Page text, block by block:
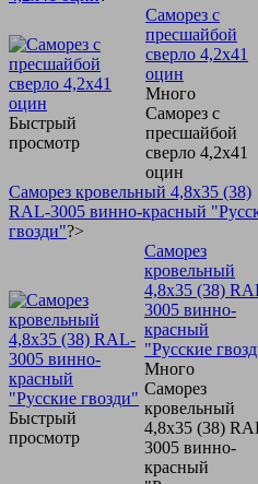
Быстрый
просмотр
Саморез с
пресшайбой
сверло 4,2х41
оцин
Много
Саморез с
пресшайбой
сверло 4,2х41
оцин
Саморез кровельный 4,8х35 (38)
RAL-3005 винно-красный
гвозди"?>
Быстрый
просмотр
Саморез
кровельный
4,8х35 (38)
3005 винно-
красный
"Русские
Много
Саморез
кровельный
4,8х35 (38)
3005 винно-
красный